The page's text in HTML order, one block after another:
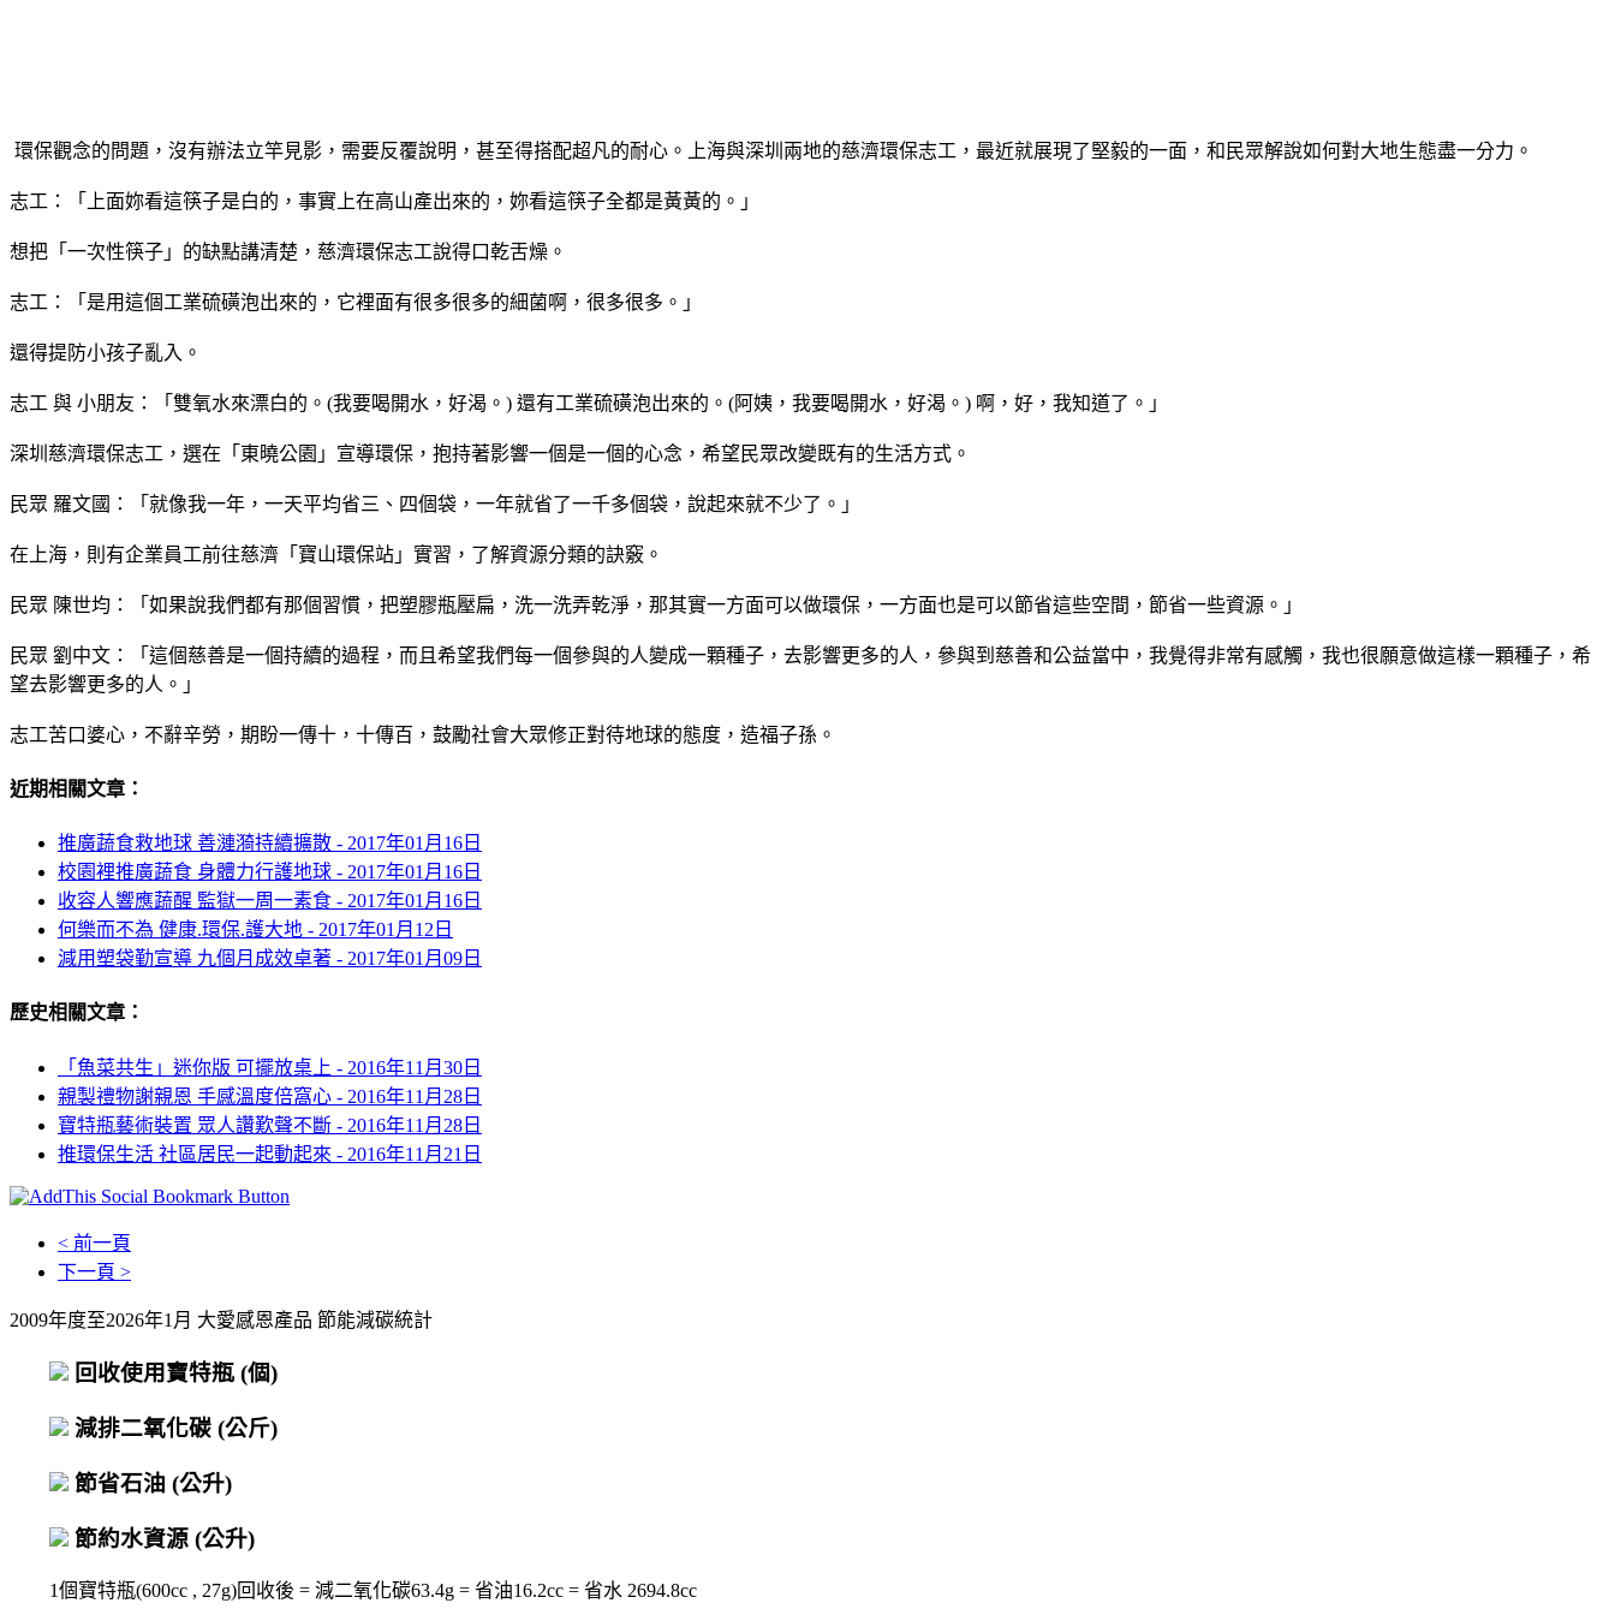
環保觀念的問題，沒有辦法立竿見影，需要反覆說明，甚至得搭配超凡的耐心。上海與深圳兩地的慈濟環保志工，最近就展現了堅毅的一面，和民眾解說如何對大地生態盡一分力。
志工：「上面妳看這筷子是白的，事實上在高山產出來的，妳看這筷子全都是黃黃的。」
想把「一次性筷子」的缺點講清楚，慈濟環保志工說得口乾舌燥。
志工：「是用這個工業硫磺泡出來的，它裡面有很多很多的細菌啊，很多很多。」
還得提防小孩子亂入。
志工 與 小朋友：「雙氧水來漂白的。(我要喝開水，好渴。) 還有工業硫磺泡出來的。(阿姨，我要喝開水，好渴。) 啊，好，我知道了。」
深圳慈濟環保志工，選在「東曉公園」宣導環保，抱持著影響一個是一個的心念，希望民眾改變既有的生活方式。
民眾 羅文國：「就像我一年，一天平均省三、四個袋，一年就省了一千多個袋，說起來就不少了。」
在上海，則有企業員工前往慈濟「寶山環保站」實習，了解資源分類的訣竅。
民眾 陳世均：「如果說我們都有那個習慣，把塑膠瓶壓扁，洗一洗弄乾淨，那其實一方面可以做環保，一方面也是可以節省這些空間，節省一些資源。」
民眾 劉中文：「這個慈善是一個持續的過程，而且希望我們每一個參與的人變成一顆種子，去影響更多的人，參與到慈善和公益當中，我覺得非常有感觸，我也很願意做這樣一顆種子，希
望去影響更多的人。」
志工苦口婆心，不辭辛勞，期盼一傳十，十傳百，鼓勵社會大眾修正對待地球的態度，造福子孫。
近期相關文章：
推廣蔬食救地球 善漣漪持續擴散 - 2017年01月16日
校園裡推廣蔬食 身體力行護地球 - 2017年01月16日
收容人響應蔬醒 監獄一周一素食 - 2017年01月16日
何樂而不為 健康.環保.護大地 - 2017年01月12日
減用塑袋勤宣導 九個月成效卓著 - 2017年01月09日
歷史相關文章：
「魚菜共生」迷你版 可擺放桌上 - 2016年11月30日
親製禮物謝親恩 手感溫度倍窩心 - 2016年11月28日
寶特瓶藝術裝置 眾人讚歎聲不斷 - 2016年11月28日
推環保生活 社區居民一起動起來 - 2016年11月21日
< 前一頁
下一頁 >
2009年度至2026年1月 大愛感恩產品 節能減碳統計
回收使用寶特瓶 (個)
減排二氧化碳 (公斤)
節省石油 (公升)
節約水資源 (公升)
1個寶特瓶(600cc , 27g)回收後 = 減二氧化碳63.4g = 省油16.2cc = 省水 2694.8cc